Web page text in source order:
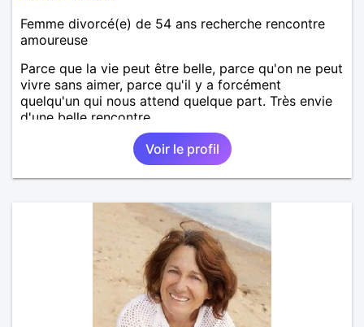
Femme divorcé(e) de 54 ans recherche rencontre
amoureuse
Parce que la vie peut être belle, parce qu'on ne peut
vivre sans aimer, parce qu'il y a forcément
quelqu'un qui nous attend quelque part. Très envie
d'une belle rencontre.
Voir le profil